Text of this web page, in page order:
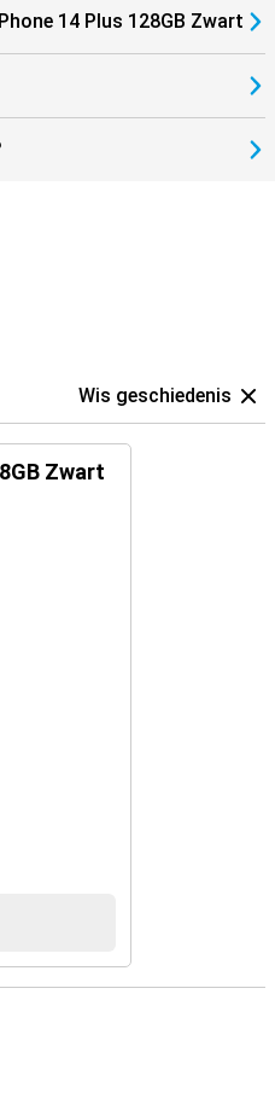
SOS-noodmelding is gestopt
14 Plus 128GB Zwart
Wis geschiedenis
Zwart